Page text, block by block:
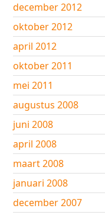
december 2012
oktober 2012
april 2012
oktober 2011
mei 2011
augustus 2008
juni 2008
april 2008
maart 2008
januari 2008
december 2007